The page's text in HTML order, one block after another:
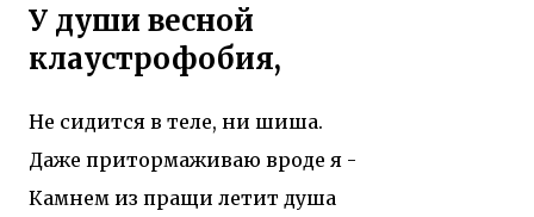
У души весной
клаустрофобия,
Не сидится в теле, ни шиша.
Даже притормаживаю вроде я -
Камнем из пращи летит душа